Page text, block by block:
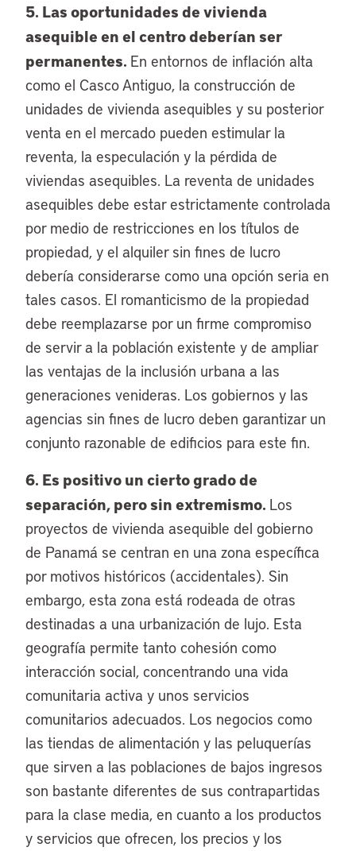
5. Las oportunidades de vivienda
asequible en el centro deberían ser
permanentes. En entornos de inflación alta
como el Casco Antiguo, la construcción de
unidades de vivienda asequibles y su posterior
venta en el mercado pueden estimular la
reventa, la especulación y la pérdida de
viviendas asequibles. La reventa de unidades
asequibles debe estar estrictamente controlada
por medio de restricciones en los títulos de
propiedad, y el alquiler sin fines de lucro
debería considerarse como una opción seria en
tales casos. El romanticismo de la propiedad
debe reemplazarse por un firme compromiso
de servir a la población existente y de ampliar
las ventajas de la inclusión urbana a las
generaciones venideras. Los gobiernos y las
agencias sin fines de lucro deben garantizar un
conjunto razonable de edificios para este fin.
6. Es positivo un cierto grado de
separación, pero sin extremismo. Los
proyectos de vivienda asequible del gobierno
de Panamá se centran en una zona específica
por motivos históricos (accidentales). Sin
embargo, esta zona está rodeada de otras
destinadas a una urbanización de lujo. Esta
geografía permite tanto cohesión como
interacción social, concentrando una vida
comunitaria activa y unos servicios
comunitarios adecuados. Los negocios como
las tiendas de alimentación y las peluquerías
que sirven a las poblaciones de bajos ingresos
son bastante diferentes de sus contrapartidas
para la clase media, en cuanto a los productos
y servicios que ofrecen, los precios y los